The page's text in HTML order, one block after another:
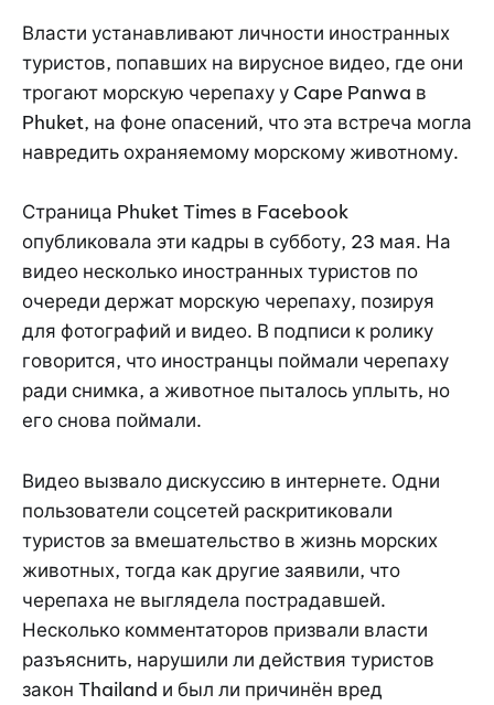
Власти устанавливают личности иностранных
туристов, попавших на вирусное видео, где они
трогают морскую черепаху у Cape Panwa в
Phuket, на фоне опасений, что эта встреча могла
навредить охраняемому морскому животному.
Страница Phuket Times в Facebook
опубликовала эти кадры в субботу, 23 мая. На
видео несколько иностранных туристов по
очереди держат морскую черепаху, позируя
для фотографий и видео. В подписи к ролику
говорится, что иностранцы поймали черепаху
ради снимка, а животное пыталось уплыть, но
его снова поймали.
Видео вызвало дискуссию в интернете. Одни
пользователи соцсетей раскритиковали
туристов за вмешательство в жизнь морских
животных, тогда как другие заявили, что
черепаха не выглядела пострадавшей.
Несколько комментаторов призвали власти
разъяснить, нарушили ли действия туристов
закон Thailand и был ли причинён вред